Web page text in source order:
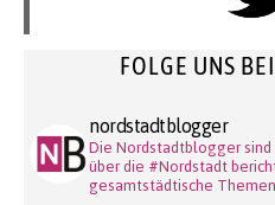
FOLGE UNS
nordstadtblogger
Die Nordstadtblogger sind
über die #Nordstadt
gesamtstädtische